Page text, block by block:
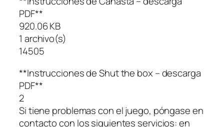
PDF**
920.06 KB
1 archivo(s)
14505
**Instrucciones de Shut the box – descarga
PDF**
2
Si tiene problemas con el juego, póngase en
contacto con los siguientes servicios: en